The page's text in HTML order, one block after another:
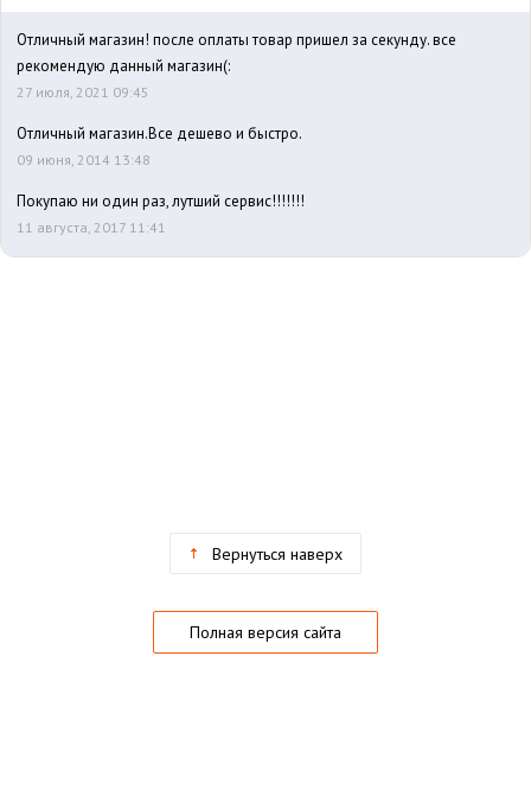
Отличный магазин! после оплаты товар пришел за секунду. все
рекомендую данный магазин(:
27 июля, 2021 09:45
Отличный магазин.Все дешево и быстро.
09 июня, 2014 13:48
Покупаю ни один раз, лутший сервис!!!!!!!
11 августа, 2017 11:41
Вернуться наверх
Полная версия сайта